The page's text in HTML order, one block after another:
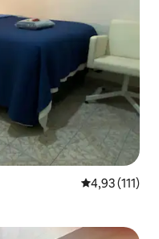
Средна
4,93 (111)